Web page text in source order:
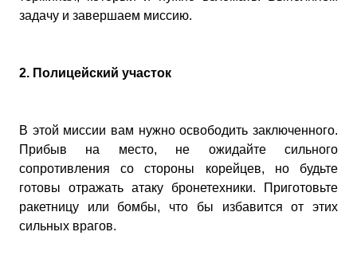
задачу и завершаем миссию.
2. Полицейский участок
В этой миссии вам нужно освободить заключенного.
Прибыв на место, не ожидайте сильного
сопротивления со стороны корейцев, но будьте
готовы отражать атаку бронетехники. Приготовьте
ракетницу или бомбы, что бы избавится от этих
сильных врагов.